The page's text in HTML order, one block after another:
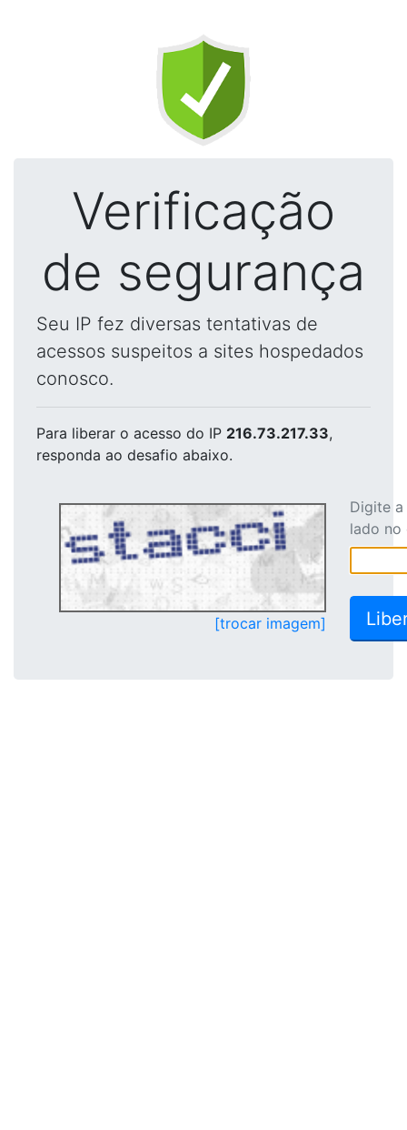
Verificação
de segurança
Seu IP fez diversas tentativas de
acessos suspeitos a sites hospedados
conosco.
Para liberar o acesso do IP 216.73.217.33,
responda ao desafio abaixo.
[trocar imagem]
Digite
lado no